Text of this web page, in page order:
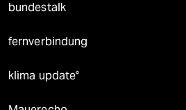
bundestalk
fernverbindung
klima update°